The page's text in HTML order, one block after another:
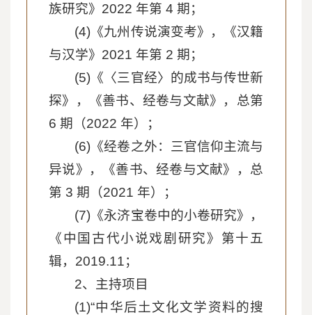
族研究》2022 年第 4 期；
(4)《九州传说演变考》，《汉籍
与汉学》2021 年第 2 期；
(5)《〈三官经〉的成书与传世新
探》，《善书、经卷与文献》，总第
6 期（2022 年）；
(6)《经卷之外：三官信仰主流与
异说》，《善书、经卷与文献》，总
第 3 期（2021 年）；
(7)《永济宝卷中的小卷研究》，
《中国古代小说戏剧研究》第十五
辑，2019.11；
2、主持项目
(1)“中华后土文化文学资料的搜